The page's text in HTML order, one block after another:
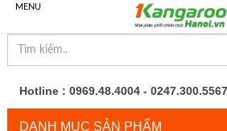
MENU
Hotline : 0969.48.4004 - 0247.300.5567
DANH MỤC SẢN PHẨM